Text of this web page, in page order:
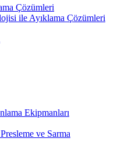
Çözümleri
ile Ayıklama Çözümleri
Ekipmanları
ve Sarma